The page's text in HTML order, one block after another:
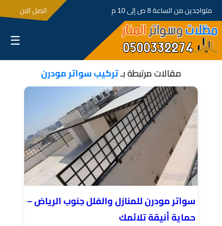
متواجدين من الساعة 8 ص إلى 10 م اتصل الان
☰
مقالات مرتبطة بـتركيب سواتر مودرن
سواتر مودرن للمنازل والفلل جنوب الرياض –
حماية أنيقة تلائمك